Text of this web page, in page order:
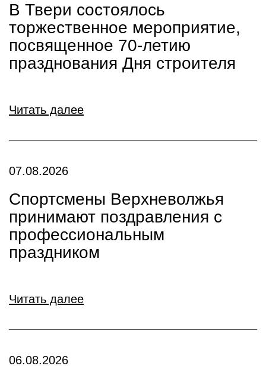
В Твери состоялось
торжественное мероприятие,
посвященное 70-летию
празднования Дня строителя
Читать далее
07.08.2026
Спортсмены Верхневолжья
принимают поздравления с
профессиональным
праздником
Читать далее
06.08.2026